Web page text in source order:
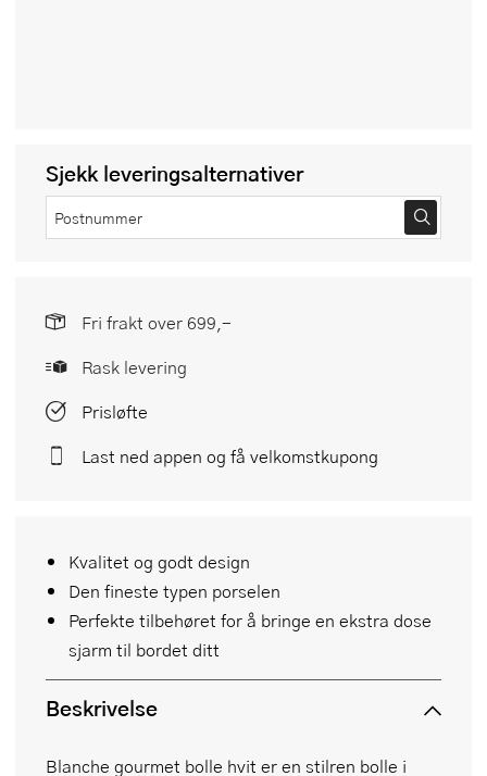
Kvalitet og godt design
Den fineste typen porselen
Perfekte tilbehøret for å bringe en ekstra dose
sjarm til bordet ditt
Beskrivelse
Blanche gourmet bolle hvit er en stilren bolle i
Sjekk leveringsalternativer
Fri frakt over 699,-
Rask levering
Prisløfte
Last ned appen og få velkomstkupong